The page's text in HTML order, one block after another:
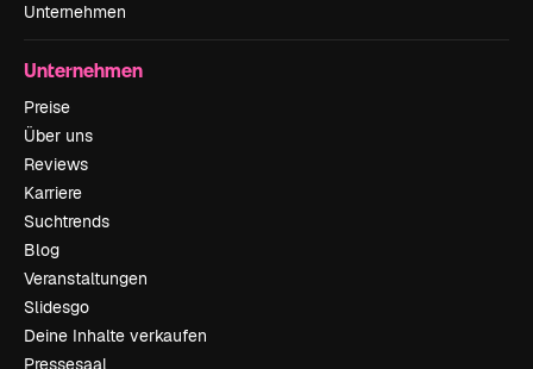
Unternehmen
Unternehmen
Preise
Über uns
Reviews
Karriere
Suchtrends
Blog
Veranstaltungen
Slidesgo
Deine Inhalte verkaufen
Pressesaal